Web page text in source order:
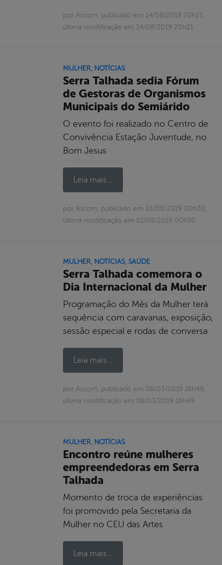
por Ascom, publicado em 14/08/2019 20h21,
última modificação em 14/08/2019 20h21
MULHER, NOTÍCIAS
Serra Talhada sedia Fórum
de Gestoras de Organismos
Municipais do Semiárido
O evento foi realizado no Centro de
Convivência Estação Juventude, no
Bom Jesus
Leia mais...
por Ascom, publicado em 01/08/2019 00h30,
última modificação em 01/08/2019 00h30
MULHER, NOTÍCIAS, SAÚDE
Serra Talhada comemora o
Dia Internacional da Mulher
Programação do Mês da Mulher terá
sequência com caravanas, exposição,
sessão especial e rodas de conversa
Leia mais...
por Ascom, publicado em 08/03/2019 16h49,
última modificação em 08/03/2019 16h49
MULHER, NOTÍCIAS
Encontro reúne mulheres
empreendedoras em Serra
Talhada
Momento de troca de experiências
foi promovido pela Secretaria da
Mulher no CEU das Artes
Leia mais...